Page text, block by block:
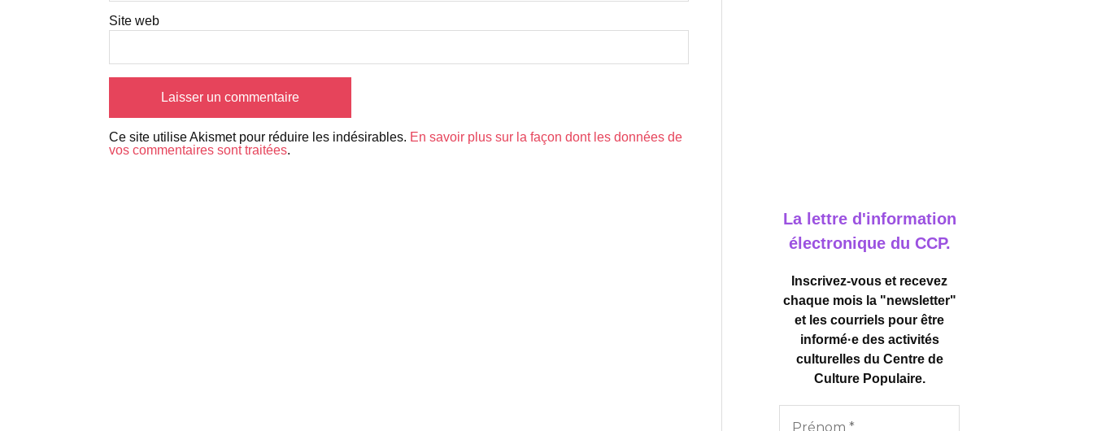
Site web
Ce site utilise Akismet pour réduire les indésirables. En savoir plus sur la façon dont les données de
vos commentaires sont traitées.
La lettre d'information
électronique du CCP.
Inscrivez-vous et recevez
chaque mois la "newsletter"
et les courriels pour être
informé·e des activités
culturelles du Centre de
Culture Populaire.